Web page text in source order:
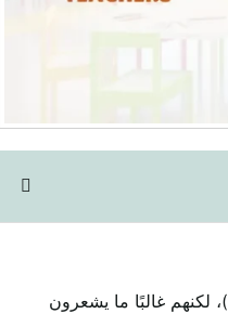
سمع العديد من الآباء والمعلمين عن تعليم العلوم والتكنولوجيا والهندسة والرياضيات (STEM)، لكنهم غالبًا ما يشعرون